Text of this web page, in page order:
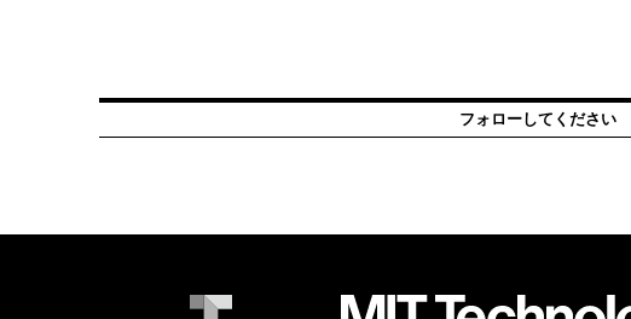
フォローしてください